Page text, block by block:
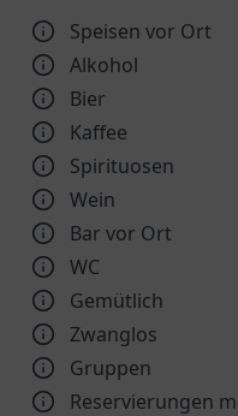
Speisen vor Ort
Alkohol
Bier
Kaffee
Spirituosen
Wein
Bar vor Ort
WC
Gemütlich
Zwanglos
Gruppen
Reservierungen